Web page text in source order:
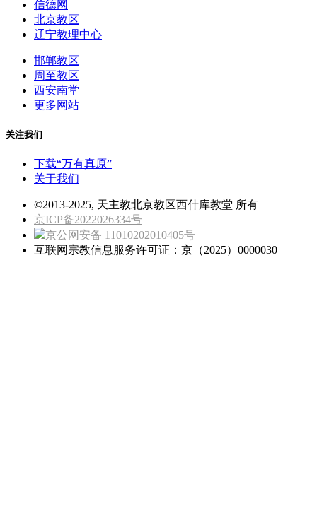
信德网
北京教区
辽宁教理中心
邯郸教区
周至教区
西安南堂
更多网站
关注我们
下载“万有真原”
关于我们
©2013-2025, 天主教北京教区西什库教堂 所有
京ICP备2022026334号
京公网安备 11010202010405号
互联网宗教信息服务许可证：京（2025）0000030